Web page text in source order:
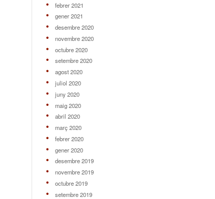
febrer 2021
gener 2021
desembre 2020
novembre 2020
octubre 2020
setembre 2020
agost 2020
juliol 2020
juny 2020
maig 2020
abril 2020
març 2020
febrer 2020
gener 2020
desembre 2019
novembre 2019
octubre 2019
setembre 2019